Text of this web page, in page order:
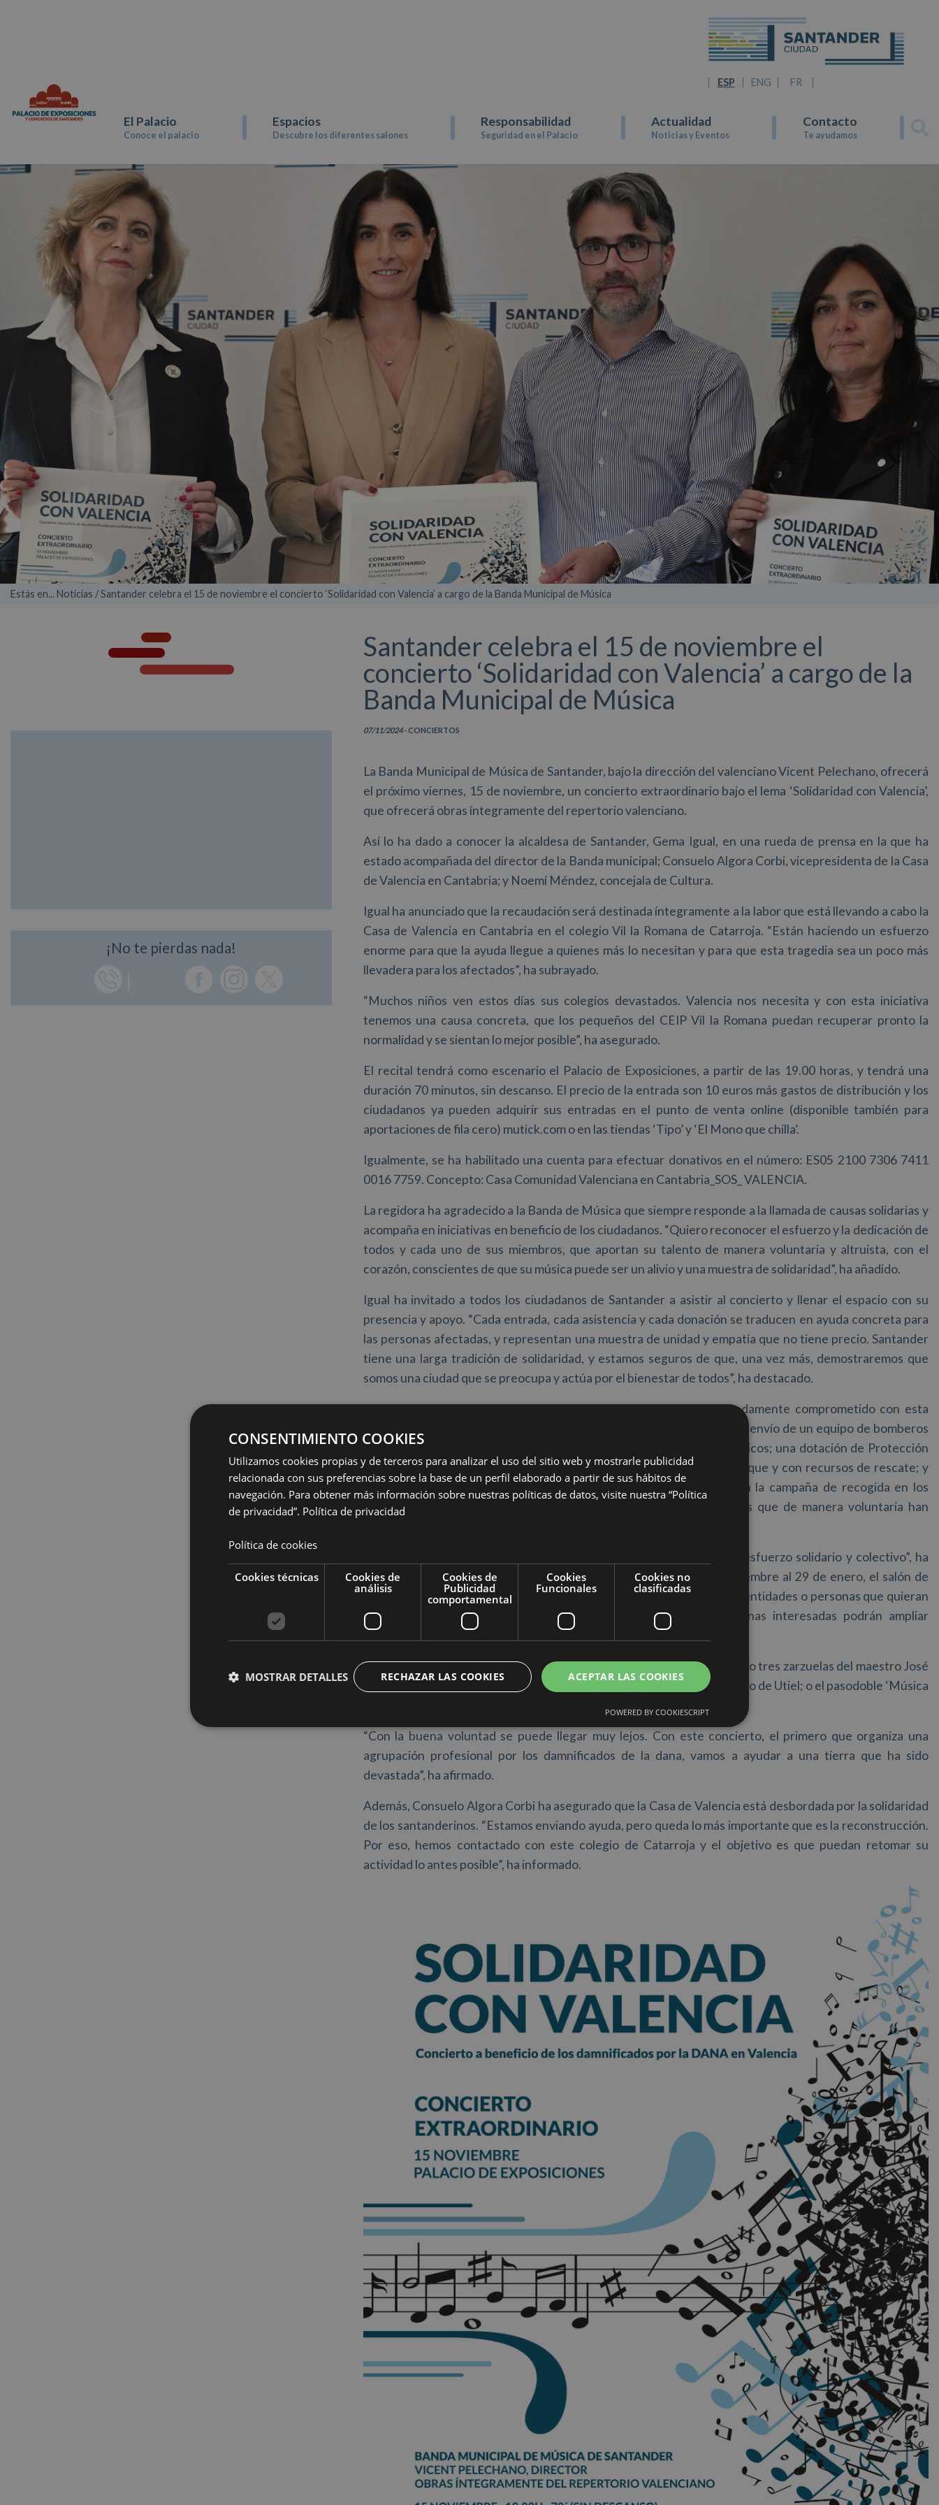
ESP ENG FR
El Palacio
Conoce el palacio
Espacios
Descubre los diferentes salones
Responsabilidad
Seguridad en el Palacio
Actualidad
Noticias y Eventos
Contacto
Te ayudamos
Estás en... Noticias / Santander celebra el 15 de noviembre el concierto ‘Solidaridad con Valencia’ a cargo de la Banda Municipal de Música
¡No te pierdas nada!
Santander celebra el 15 de noviembre el
concierto ‘Solidaridad con Valencia’ a cargo de la
Banda Municipal de Música
07/11/2024- CONCIERTOS
La Banda Municipal de Música de Santander, bajo la dirección del valenciano Vicent Pelechano, ofrecerá
el próximo viernes, 15 de noviembre, un concierto extraordinario bajo el lema ‘Solidaridad con Valencia’,
que ofrecerá obras íntegramente del repertorio valenciano.
Así lo ha dado a conocer la alcaldesa de Santander, Gema Igual, en una rueda de prensa en la que ha
estado acompañada del director de la Banda municipal; Consuelo Algora Corbi, vicepresidenta de la Casa
de Valencia en Cantabria; y Noemí Méndez, concejala de Cultura.
Igual ha anunciado que la recaudación será destinada íntegramente a la labor que está llevando a cabo la
Casa de Valencia en Cantabria en el colegio Vil la Romana de Catarroja. “Están haciendo un esfuerzo
enorme para que la ayuda llegue a quienes más lo necesitan y para que esta tragedia sea un poco más
llevadera para los afectados”, ha subrayado.
“Muchos niños ven estos días sus colegios devastados. Valencia nos necesita y con esta iniciativa
tenemos una causa concreta, que los pequeños del CEIP Vil la Romana puedan recuperar pronto la
normalidad y se sientan lo mejor posible”, ha asegurado.
El recital tendrá como escenario el Palacio de Exposiciones, a partir de las 19.00 horas, y tendrá una
duración 70 minutos, sin descanso. El precio de la entrada son 10 euros más gastos de distribución y los
ciudadanos ya pueden adquirir sus entradas en el punto de venta online (disponible también para
aportaciones de fila cero) mutick.com o en las tiendas ‘Tipo’ y ‘El Mono que chilla’.
Igualmente, se ha habilitado una cuenta para efectuar donativos en el número: ES05 2100 7306 7411
0016 7759. Concepto: Casa Comunidad Valenciana en Cantabria_SOS_ VALENCIA.
La regidora ha agradecido a la Banda de Música que siempre responde a la llamada de causas solidarias y
acompaña en iniciativas en beneficio de los ciudadanos. “Quiero reconocer el esfuerzo y la dedicación de
todos y cada uno de sus miembros, que aportan su talento de manera voluntaria y altruista, con el
corazón, conscientes de que su música puede ser un alivio y una muestra de solidaridad”, ha añadido.
Igual ha invitado a todos los ciudadanos de Santander a asistir al concierto y llenar el espacio con su
presencia y apoyo. “Cada entrada, cada asistencia y cada donación se traducen en ayuda concreta para
las personas afectadas, y representan una muestra de unidad y empatía que no tiene precio. Santander
tiene una larga tradición de solidaridad, y estamos seguros de que, una vez más, demostraremos que
somos una ciudad que se preocupa y actúa por el bienestar de todos”, ha destacado.
Igual ha destacado que el Ayuntamiento de Santander está profundamente comprometido con esta
causa: “Hemos movilizado todos los recursos a nuestro alcance, con el envío de un equipo de bomberos
con recursos especializados en achique de agua y generadores eléctricos; una dotación de Protección
Civil con dos vehículos todoterreno equipados con tecnología de achique y con recursos de rescate; y
hemos conseguido una impresionante respuesta de la ciudadanía en la campaña de recogida en los
centros cívicos. No quiero olvidarme tampoco de los policías locales que de manera voluntaria han
“Este concierto solidario representa una prolongación de todo este esfuerzo solidario y colectivo”, ha
añadido y ha avanzado que el Ayuntamiento destinará, del 19 de diciembre al 29 de enero, el salón de
actos y el hall del Palacio de Exposiciones de Santander para todas las entidades o personas que quieran
desarrollar sus actividades solidarias con los afectados. Las personas interesadas podrán ampliar
Por su parte, Pelechano ha detallado el programa del recital, destacando tres zarzuelas del maestro José
Serrano, seis pasodobles valencianos y concretamente uno del municipio de Utiel; o el pasodoble ‘Música
“Con la buena voluntad se puede llegar muy lejos. Con este concierto, el primero que organiza una
agrupación profesional por los damnificados de la dana, vamos a ayudar a una tierra que ha sido
devastada”, ha afirmado.
Además, Consuelo Algora Corbi ha asegurado que la Casa de Valencia está desbordada por la solidaridad
de los santanderinos. “Estamos enviando ayuda, pero queda lo más importante que es la reconstrucción.
Por eso, hemos contactado con este colegio de Catarroja y el objetivo es que puedan retomar su
actividad lo antes posible”, ha informado.
CONSENTIMIENTO COOKIES
Utilizamos cookies propias y de terceros para analizar el uso del sitio web y mostrarle publicidad
relacionada con sus preferencias sobre la base de un perfil elaborado a partir de sus hábitos de
navegación. Para obtener más información sobre nuestras políticas de datos, visite nuestra “Política
de privacidad”. Política de privacidad
Política de cookies
Cookies técnicas
Cookies de
análisis
Cookies de
Publicidad
comportamental
Cookies
Funcionales
Cookies no
clasificadas
ACEPTAR LAS COOKIES
RECHAZAR LAS COOKIES
MOSTRAR DETALLES
POWERED BY COOKIESCRIPT